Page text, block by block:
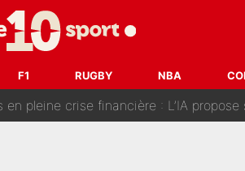
F1 RUGBY NBA
journaliste de France Télévisions relance la
qui effraie le peloton, «c’est la
financière : L’IA propose sept noms à l’OM